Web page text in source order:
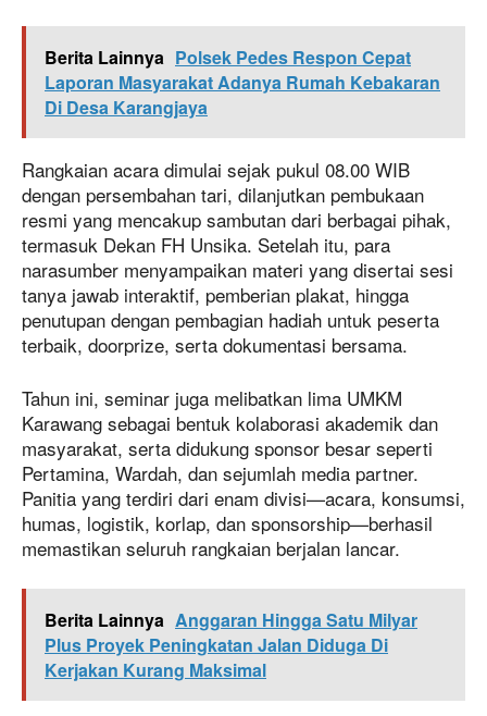
Berita Lainnya Polsek Pedes Respon Cepat
Laporan Masyarakat Adanya Rumah Kebakaran
Di Desa Karangjaya
Rangkaian acara dimulai sejak pukul 08.00 WIB
dengan persembahan tari, dilanjutkan pembukaan
resmi yang mencakup sambutan dari berbagai pihak,
termasuk Dekan FH Unsika. Setelah itu, para
narasumber menyampaikan materi yang disertai sesi
tanya jawab interaktif, pemberian plakat, hingga
penutupan dengan pembagian hadiah untuk peserta
terbaik, doorprize, serta dokumentasi bersama.
Tahun ini, seminar juga melibatkan lima UMKM
Karawang sebagai bentuk kolaborasi akademik dan
masyarakat, serta didukung sponsor besar seperti
Pertamina, Wardah, dan sejumlah media partner.
Panitia yang terdiri dari enam divisi—acara, konsumsi,
humas, logistik, korlap, dan sponsorship—berhasil
memastikan seluruh rangkaian berjalan lancar.
Berita Lainnya Anggaran Hingga Satu Milyar
Plus Proyek Peningkatan Jalan Diduga Di
Kerjakan Kurang Maksimal